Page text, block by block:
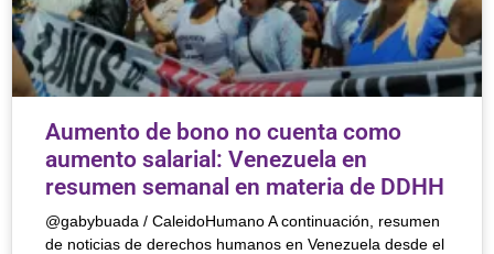
Aumento de bono no cuenta como
aumento salarial: Venezuela en
resumen semanal en materia de DDHH
@gabybuada / CaleidoHumano A continuación, resumen
de noticias de derechos humanos en Venezuela desde el